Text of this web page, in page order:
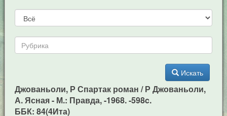
Искать
Джованьоли, Р Спартак роман / Р Джованьоли,
А. Ясная - М.: Правда, -1968. -598c.
ББК: 84(4Ита)